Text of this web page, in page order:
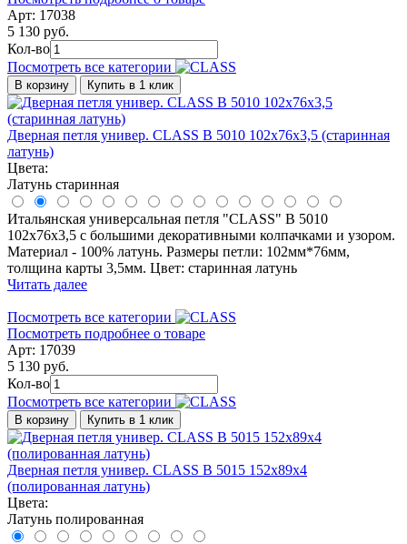
Арт: 17038
5 130 руб.
Кол-во
Посмотреть все категории
В корзину Купить в 1 клик
Дверная петля универ. CLASS B 5010 102x76x3,5 (старинная
латунь)
Цвета:
Латунь старинная
Итальянская универсальная петля "CLASS" B 5010
102x76x3,5 с большими декоративными колпачками и узором.
Материал - 100% латунь. Размеры петли: 102мм*76мм,
толщина карты 3,5мм. Цвет: старинная латунь
Читать далее
Посмотреть все категории
Посмотреть подробнее о товаре
Арт: 17039
5 130 руб.
Кол-во
Посмотреть все категории
В корзину Купить в 1 клик
Дверная петля универ. CLASS B 5015 152x89x4
(полированная латунь)
Цвета:
Латунь полированная